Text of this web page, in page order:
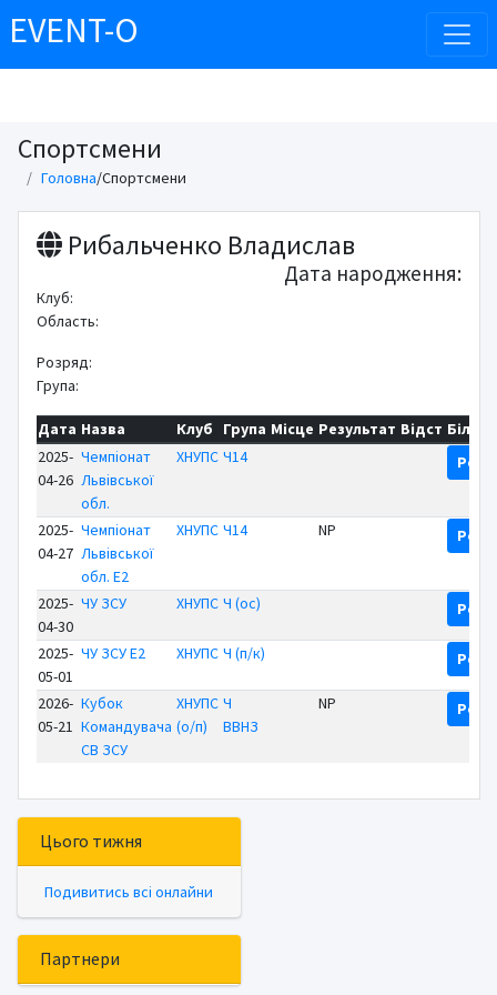
EVENT-O
Спортсмени
Головна/Спортсмени
Рибальченко Владислав
Дата народження:
Клуб:
Область:
Розряд:
Група:
Дата Назва Клуб Група Місце Результат Відст
2025-
04-26
Чемпіонат
Львівської
обл.
ХНУПС Ч14
2025-
04-27
Чемпіонат
Львівської
обл. E2
ХНУПС Ч14 NP
2025-
04-30
ЧУ ЗСУ ХНУПС Ч (ос)
2025-
05-01
ЧУ ЗСУ E2 ХНУПС Ч (п/к)
2026-
05-21
Кубок
Командувача
СВ ЗСУ
ХНУПС
(о/п)
Ч
ВВНЗ
NP
Цього тижня
Подивитись всі онлайни
Партнери